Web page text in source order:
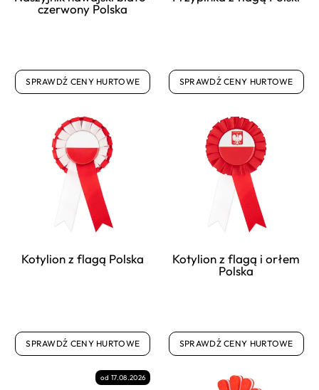
czerwony Polska
SPRAWDŹ CENY HURTOWE SPRAWDŹ CENY HURTOWE
Kotylion z flagą Polska
SPRAWDŹ CENY HURTOWE
Kotylion z flagą i orłem
Polska
SPRAWDŹ CENY HURTOWE
od 17.08.2026